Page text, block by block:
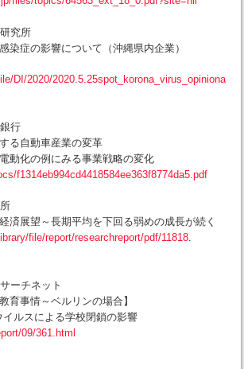
究所
染症の影響について（沖縄県内企業）
DI/2020/2020.5.25spot_korona_virus_opiniona
行
る自動車産業の変革
動化の例にみる事業戦略の変化
f1314eb994cd4418584ee363f8774da5.pdf
済展望～長期平均を下回る弱めの成長が続く
file/report/researchreport/pdf/11818.
ーチネット
育事情～ベルリンの場合】
ルスによる学校閉鎖の影響
09/361.html